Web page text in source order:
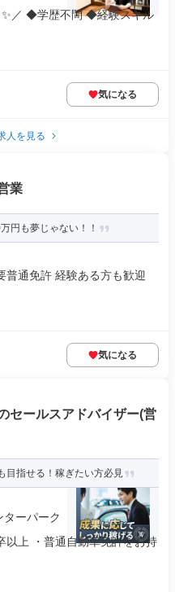
✨／ ◆学歴不問 ◆経験スキル
気になる
人を見る
業
円も夢じゃない！！
普通免許 経験ある方も歓迎
気になる
セールスアドバイザー(営
目指せる！稼ぎたい方必見
ーパーク
以上 ・普通自動車免許をお持